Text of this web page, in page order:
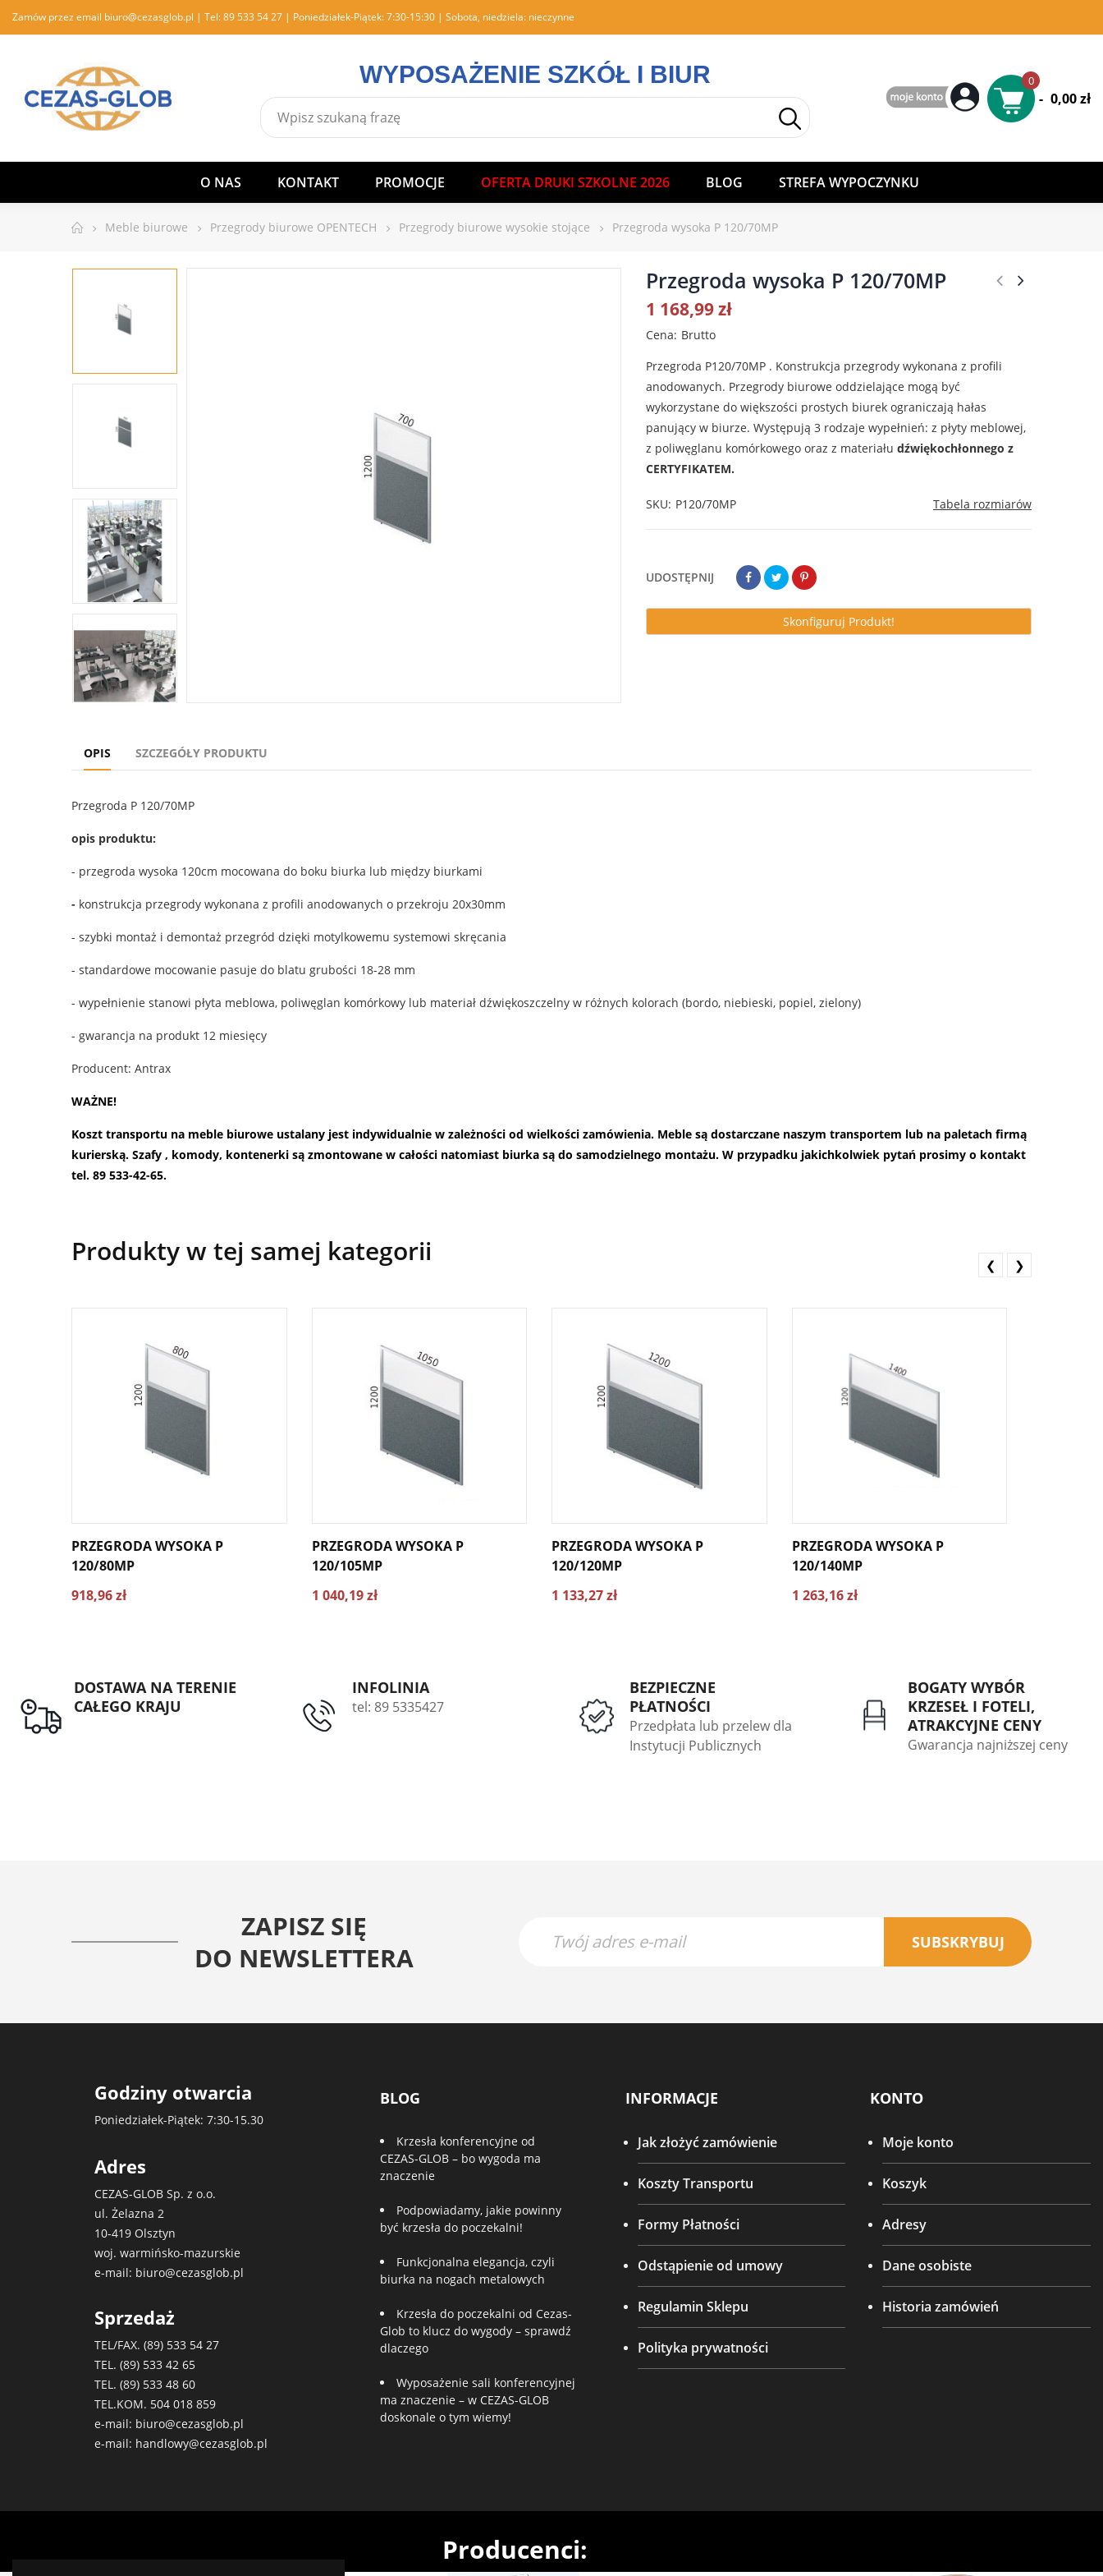
Zamów przez email biuro@cezasglob.pl | Tel:89 533 54 27 | Poniedziałek-Piątek: 7:30-15:30 | Sobota, niedziela: nieczynne
WYPOSAŻENIE SZKÓŁ I BIUR 0
- 0,00 zł
O NAS KONTAKT PROMOCJE OFERTA DRUKI SZKOLNE 2026 BLOG STREFA WYPOCZYNKU
Meble biurowe Przegrody biurowe OPENTECH Przegrody biurowe wysokie stojące Przegroda wysoka P 120/70MP
Przegroda wysoka P 120/70MP
1 168,99 zł
Cena Brutto
Przegroda P120/70MP . Konstrukcja przegrody wykonana z profili
anodowanych. Przegrody biurowe oddzielające mogą być
wykorzystane do większości prostych biurek ograniczają hałas
panujący w biurze. Występują 3 rodzaje wypełnień: z płyty meblowej,
z poliwęglanu komórkowego oraz z materiału dźwiękochłonnego z
CERTYFIKATEM.
Tabela rozmiarów
SKU P120/70MP
UDOSTĘPNIJ
Skonfiguruj Produkt!
OPIS SZCZEGÓŁY PRODUKTU
Przegroda P 120/70MP
opis produktu:
- przegroda wysoka 120cm mocowana do boku biurka lub między biurkami
- konstrukcja przegrody wykonana z profili anodowanych o przekroju 20x30mm
- szybki montaż i demontaż przegród dzięki motylkowemu systemowi skręcania
- standardowe mocowanie pasuje do blatu grubości 18-28 mm
- wypełnienie stanowi płyta meblowa, poliwęglan komórkowy lub materiał dźwiękoszczelny w różnych kolorach (bordo, niebieski, popiel, zielony)
- gwarancja na produkt 12 miesięcy
Producent: Antrax
WAŻNE!
Koszt transportu na meble biurowe ustalany jest indywidualnie w zależności od wielkości zamówienia. Meble są dostarczane naszym transportem lub na paletach firmą
kurierską. Szafy , komody, kontenerki są zmontowane w całości natomiast biurka są do samodzielnego montażu. W przypadku jakichkolwiek pytań prosimy o kontakt
tel. 89 533-42-65.
Produkty w tej samej kategorii
PRZEGRODA WYSOKA P
120/80MP
918,96 zł
PRZEGRODA WYSOKA P
120/105MP
1 040,19 zł
PRZEGRODA WYSOKA P
120/120MP
1 133,27 zł
PRZEGRODA WYSOKA P
120/140MP
1 263,16 zł
❮ ❯
DOSTAWA NA TERENIE
CAŁEGO KRAJU
INFOLINIA
tel: 89 5335427
BEZPIECZNE
PŁATNOŚCI
Przedpłata lub przelew dla
Instytucji Publicznych
BOGATY WYBÓR
KRZESEŁ I FOTELI,
ATRAKCYJNE CENY
Gwarancja najniższej ceny
ZAPISZ SIĘ
DO NEWSLETTERA
SUBSKRYBUJ
Godziny otwarcia
Poniedziałek-Piątek: 7:30-15.30
Adres
CEZAS-GLOB Sp. z o.o.
ul. Żelazna 2
10-419 Olsztyn
woj. warmińsko-mazurskie
e-mail: biuro@cezasglob.pl
Sprzedaż
TEL/FAX. (89) 533 54 27
TEL. (89) 533 42 65
TEL. (89) 533 48 60
TEL.KOM. 504 018 859
e-mail: biuro@cezasglob.pl
e-mail: handlowy@cezasglob.pl
BLOG
Krzesła konferencyjne od
CEZAS-GLOB – bo wygoda ma
znaczenie
Podpowiadamy, jakie powinny
być krzesła do poczekalni!
Funkcjonalna elegancja, czyli
biurka na nogach metalowych
Krzesła do poczekalni od Cezas-
Glob to klucz do wygody – sprawdź
dlaczego
Wyposażenie sali konferencyjnej
ma znaczenie – w CEZAS-GLOB
doskonale o tym wiemy!
INFORMACJE
Jak złożyć zamówienie
Koszty Transportu
Formy Płatności
Odstąpienie od umowy
Regulamin Sklepu
Polityka prywatności
KONTO
Moje konto
Koszyk
Adresy
Dane osobiste
Historia zamówień
Producenci: